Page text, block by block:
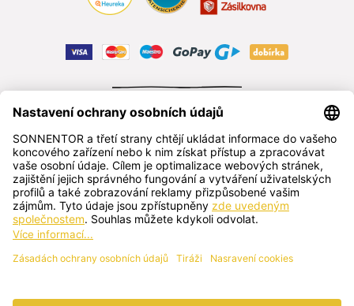
čeština
SONNENTOR s.r.o.
Příhon 943, 696 15 Čejkovice, Česká republika
+420 518 362 687 sonnentor@sonnentor.cz